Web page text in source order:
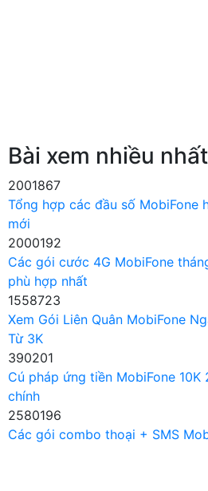
Bài xem nhiều nhất
2001867
Tổng hợp các đầu số MobiFone
mới
2000192
Các gói cước 4G MobiFone
phù hợp nhất
1558723
Xem Gói Liên Quân MobiFone
Từ 3K
390201
Cú pháp ứng tiền MobiFone
chính
2580196
Các gói combo thoại + SMS